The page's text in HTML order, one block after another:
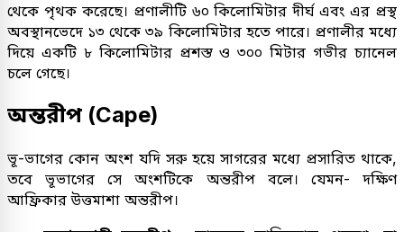
থেকে পৃথক করেছে। প্রণালীটি ৬০ কিলোমিটার দীর্ঘ এবং এর প্রস্থ
অবস্থানভেদে ১৩ থেকে ৩৯ কিলোমিটার হতে পারে। প্রণালীর মধ্যে
দিয়ে একটি ৮ কিলোমিটার প্রশস্ত ও ৩০০ মিটার গভীর চ্যানেল
চলে গেছে।
অন্তরীপ (Cape)
ভূ-ভাগের কোন অংশ যদি সরু হয়ে সাগরের মধ্যে প্রসারিত থাকে,
তবে ভূভাগের সে অংশটিকে অন্তরীপ বলে। যেমন- দক্ষিণ
আফ্রিকার উত্তমাশা অন্তরীপ।